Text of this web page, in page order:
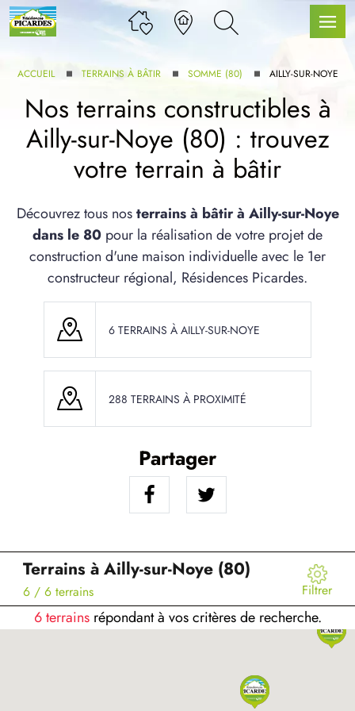
GAMME
SERVICE BDL EXTENSION
ARTICLES
ACCUEIL TERRAINS À BÂTIR SOMME (80) AILLY-SUR-NOYE
Nos terrains constructibles à
Ailly-sur-Noye (80) : trouvez
votre terrain à bâtir
Découvrez tous nosterrains à bâtir à Ailly-sur-Noye
dans le 80 pour la réalisation de votre projet de
construction d'une maison individuelle avec le 1er
constructeur régional, Résidences Picardes.
6 TERRAINS À AILLY-SUR-NOYE
288 TERRAINS À PROXIMITÉ
Partager
Terrains à Ailly-sur-Noye (80)
6 / 6 terrains Filtrer
6 terrains répondant à vos critères de recherche.